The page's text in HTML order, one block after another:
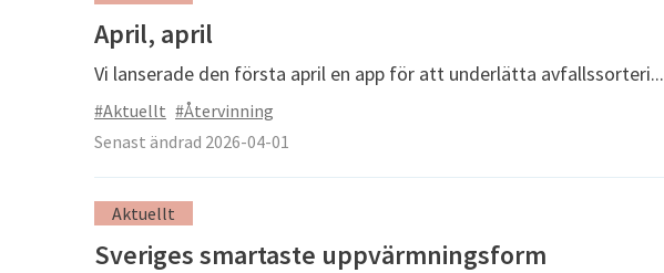
April, april
Vi lanserade den första april en app för att underlätta avfallssorteri...
#Aktuellt #Återvinning
Senast ändrad 2026-04-01
Aktuellt
Sveriges smartaste uppvärmningsform